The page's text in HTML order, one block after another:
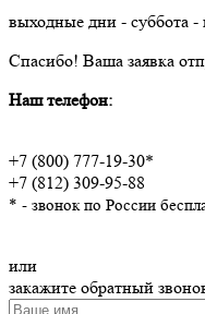
выходные дни - суббота -
Спасибо! Ваша заявка
Наш телефон:
+7 (800) 777-19-30*
+7 (812) 309-95-88
* - звонок по России
или
закажите обратный